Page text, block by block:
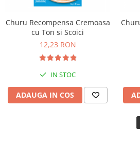
Churu Recompensa Cremoasa
cu Ton si Scoici
12,23 RON
IN STOC
ADAUGA IN COS